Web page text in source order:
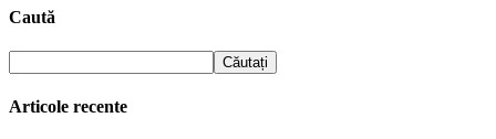
Caută
Articole recente